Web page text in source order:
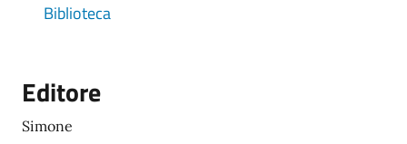
Biblioteca
Editore
Simone